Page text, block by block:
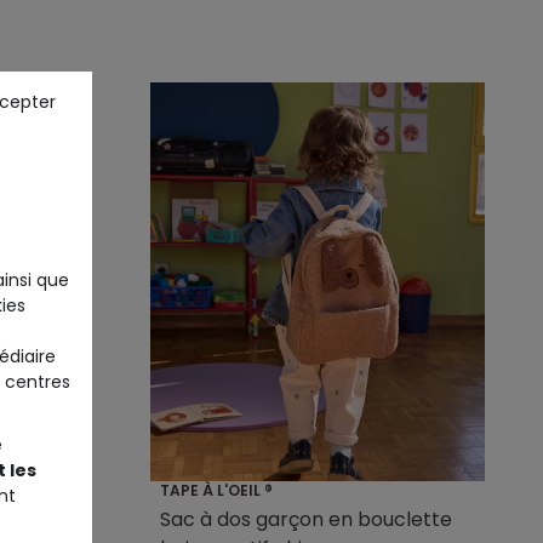
TAPE À L'OEIL ®
Sac à dos garçon en bouclette
que
les